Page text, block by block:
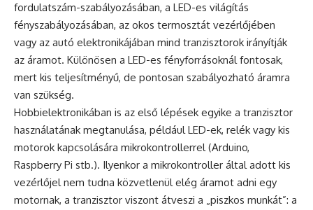
fordulatszám-szabályozásában, a LED-es világítás
fényszabályozásában, az okos termosztát vezérlőjében
vagy az autó elektronikájában mind tranzisztorok irányítják
az áramot. Különösen a LED-es fényforrásoknál fontosak,
mert kis teljesítményű, de pontosan szabályozható áramra
van szükség.
Hobbielektronikában is az első lépések egyike a tranzisztor
használatának megtanulása, például LED-ek, relék vagy kis
motorok kapcsolására mikrokontrollerrel (Arduino,
Raspberry Pi stb.). Ilyenkor a mikrokontroller által adott kis
vezérlőjel nem tudna közvetlenül elég áramot adni egy
motornak, a tranzisztor viszont átveszi a „piszkos munkát”: a